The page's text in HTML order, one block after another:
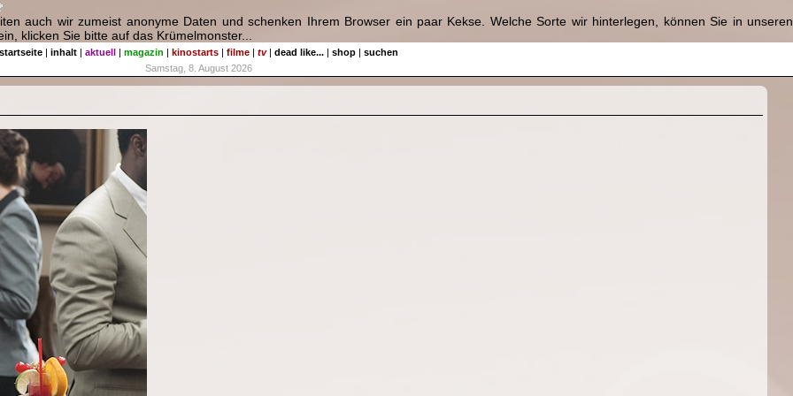
| inhalt| aktuell| magazin | kinostarts| filme| tv| dead like...| shop| suchen
Samstag, 8. August 2026
auch wir zumeist anonyme Daten und schenken Ihrem Browser ein paar Kekse. Welche Sorte wir hinterlegen, können Sie in unseren
klicken Sie bitte auf das Krümelmonster...